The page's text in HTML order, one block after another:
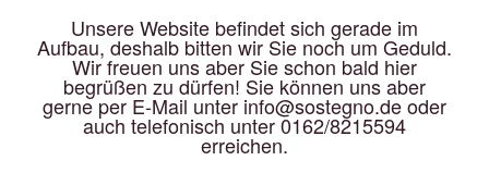
Unsere Website befindet sich gerade im
Aufbau, deshalb bitten wir Sie noch um Geduld.
Wir freuen uns aber Sie schon bald hier
begrüßen zu dürfen! Sie können uns aber
gerne per E-Mail unter info@sostegno.de oder
auch telefonisch unter 0162/8215594
erreichen.